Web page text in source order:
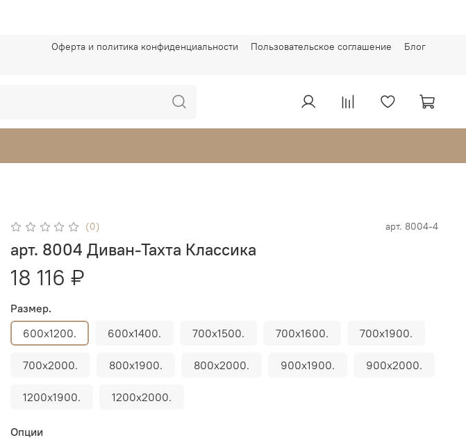
Оферта и политика конфиденциальности Пользовательское соглашение Блог
(0) арт. 8004-4
арт. 8004 Диван-Тахта Классика
18 116 ₽
Размер.
600х1200.
600х1400. 700х1500. 700х1600. 700х1900.
700х2000. 800х1900. 800х2000. 900х1900. 900х2000.
1200х1900. 1200х2000.
Опции